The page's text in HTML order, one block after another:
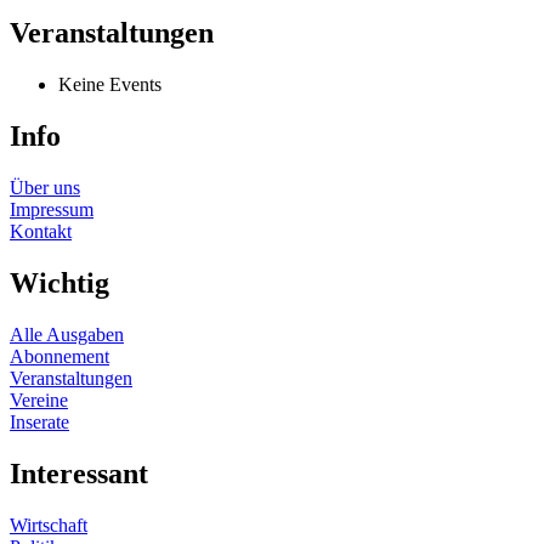
Veranstaltungen
Keine Events
Info
Über uns
Impressum
Kontakt
Wichtig
Alle Ausgaben
Abonnement
Veranstaltungen
Vereine
Inserate
Interessant
Wirtschaft